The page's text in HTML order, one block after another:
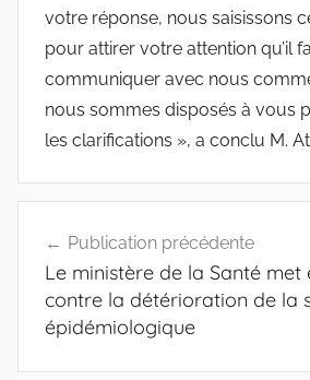
votre réponse, nous saisissons
pour attirer votre attention qu’il
communiquer avec nous
nous sommes disposés à vous
les clarifications », a conclu M.
de
l’article
Publication précédente
Le ministère de la Santé met
contre la détérioration de la
épidémiologique